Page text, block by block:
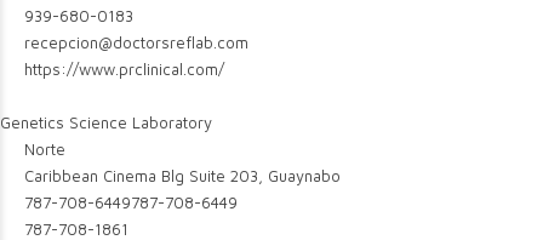
939-680-0183
recepcion@doctorsreflab.com
https://www.prclinical.com/
Genetics Science Laboratory
Norte
Caribbean Cinema Blg Suite 203, Guaynabo
787-708-6449787-708-6449
787-708-1861